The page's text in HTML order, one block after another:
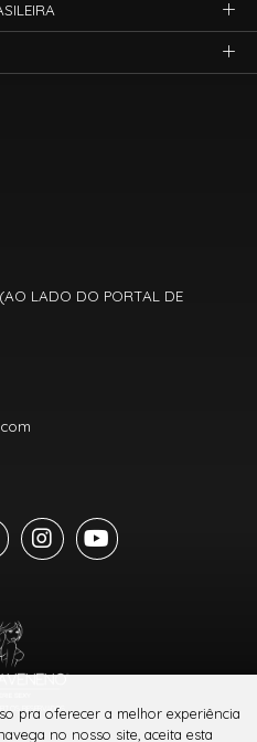
LADO DO PORTAL DE
RESERVADOS
pra oferecer a melhor experiência
no nosso site, aceita esta